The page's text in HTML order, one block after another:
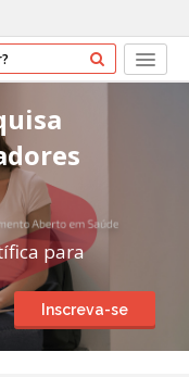
para
Inscreva-se